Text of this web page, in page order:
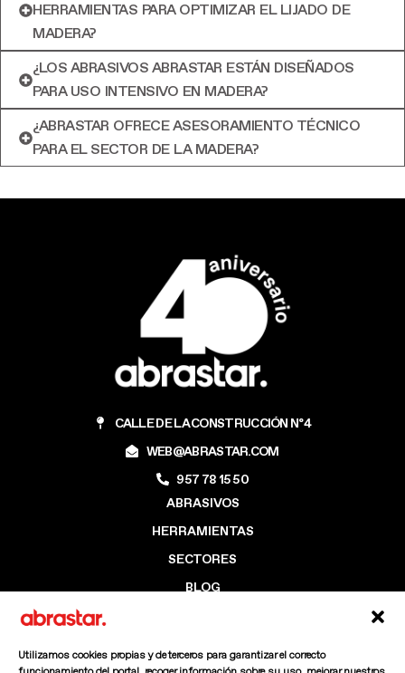
Utilizamos cookies propias y de terceros para garantizar el correcto
HERRAMIENTAS PARA OPTIMIZAR EL LIJADO DE
MADERA?
¿LOS ABRASIVOS ABRASTAR ESTÁN DISEÑADOS
PARA USO INTENSIVO EN MADERA?
¿ABRASTAR OFRECE ASESORAMIENTO TÉCNICO
PARA EL SECTOR DE LA MADERA?
ABRASIVOS
HERRAMIENTAS
SECTORES
BLOG
CALLE DE LA CONSTRUCCIÓN Nº4
WEB@ABRASTAR.COM
957 78 15 50